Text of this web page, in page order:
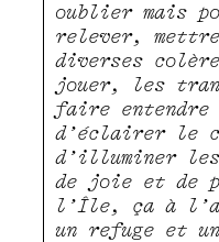
oublier mais
relever, mettre
diverses
jouer, les
faire
d’éclairer le
d’illuminer
de joie et de
l’Île, ça à
un refuge et un